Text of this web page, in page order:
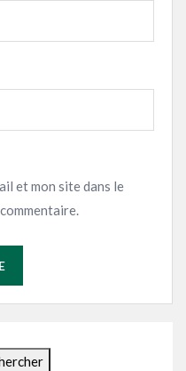
et mon site dans le